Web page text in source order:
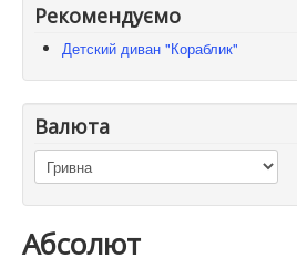
Рекомендуємо
Детский диван "Кораблик"
Валюта
Абсолют